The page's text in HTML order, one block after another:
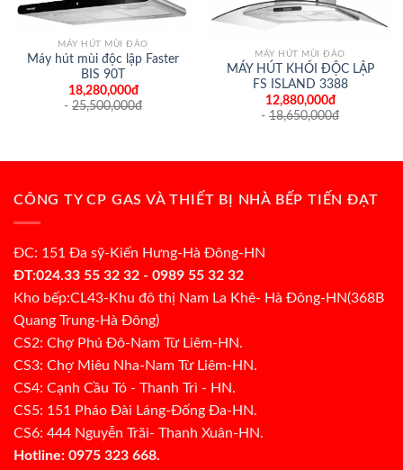
MÁY HÚT MÙI ĐẢO
Máy hút mùi độc lập Faster
BIS 90T
18,280,000đ
- 25,500,000đ
MÁY HÚT MÙI ĐẢO
MÁY HÚT KHÓI ĐỘC LẬP
FS ISLAND 3388
12,880,000đ
- 18,650,000đ
CÔNG TY CP GAS VÀ THIẾT BỊ NHÀ BẾP TIẾN ĐẠT
ĐC: 151 Đa sỹ-Kiến Hưng-Hà Đông-HN
ĐT:024.33 55 32 32 - 0989 55 32 32
Kho bếp:CL43-Khu đô thị Nam La Khê- Hà Đông-HN(368B
Quang Trung-Hà Đông)
CS2: Chợ Phú Đô-Nam Từ Liêm-HN.
CS3: Chợ Miêu Nha-Nam Từ Liêm-HN.
CS4: Cạnh Cầu Tó - Thanh Trì - HN.
CS5: 151 Pháo Đài Láng-Đống Đa-HN.
CS6: 444 Nguyễn Trãi- Thanh Xuân-HN.
Hotline: 0975 323 668.